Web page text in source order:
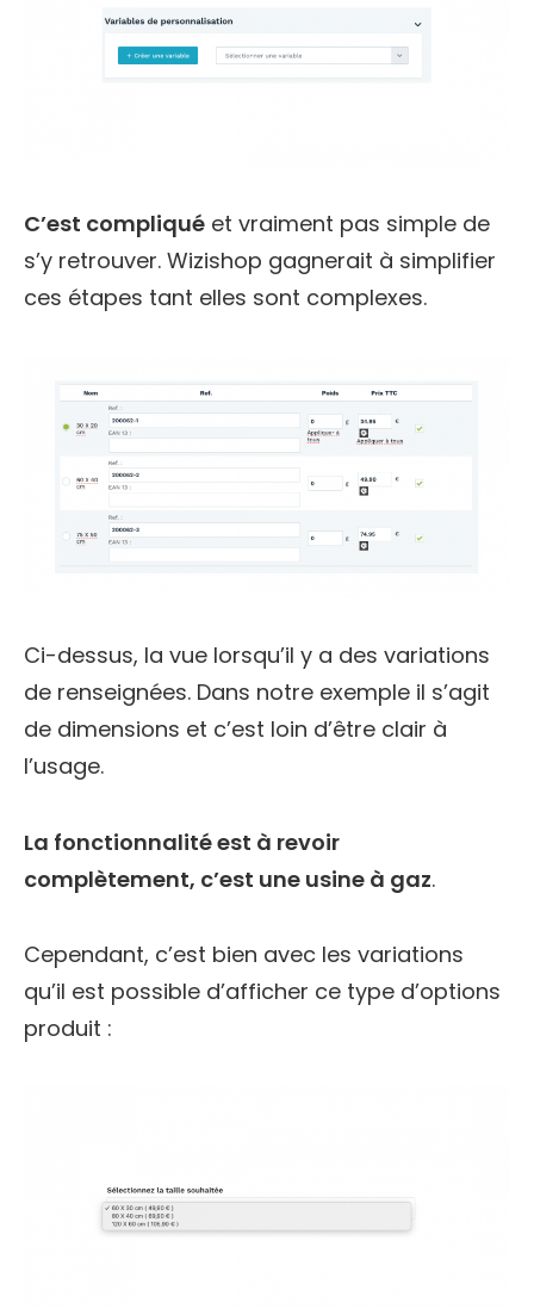
C’est compliqué et vraiment pas simple de
s’y retrouver. Wizishop gagnerait à simplifier
ces étapes tant elles sont complexes.
Ci-dessus, la vue lorsqu’il y a des variations
de renseignées. Dans notre exemple il s’agit
de dimensions et c’est loin d’être clair à
l’usage.
La fonctionnalité est à revoir
complètement, c’est une usine à gaz.
Cependant, c’est bien avec les variations
qu’il est possible d’afficher ce type d’options
produit :